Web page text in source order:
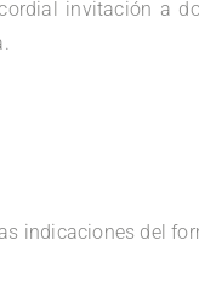
invitación a
indicaciones del